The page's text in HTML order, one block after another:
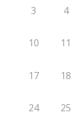
3 4
10 11
17 18
24 25